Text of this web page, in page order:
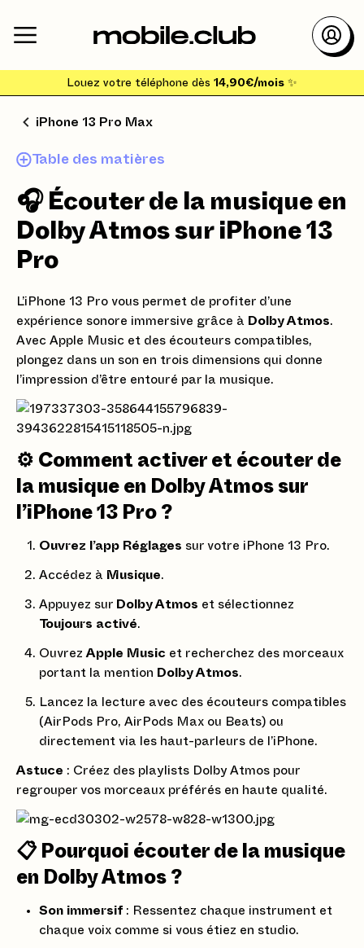
Louez votre téléphone dès 14,90€/mois ✨
iPhone 13 Pro Max
Table des matières
🎧 Écouter de la musique en
Dolby Atmos sur iPhone 13
Pro
L’iPhone 13 Pro vous permet de profiter d’une
expérience sonore immersive grâce à Dolby Atmos.
Avec Apple Music et des écouteurs compatibles,
plongez dans un son en trois dimensions qui donne
l’impression d’être entouré par la musique.
⚙️ Comment activer et écouter de
la musique en Dolby Atmos sur
l’iPhone 13 Pro ?
Ouvrez l’app Réglages sur votre iPhone 13 Pro.
Accédez à Musique.
Appuyez sur Dolby Atmos et sélectionnez
Toujours activé.
Ouvrez Apple Music et recherchez des morceaux
portant la mention Dolby Atmos.
Lancez la lecture avec des écouteurs compatibles
(AirPods Pro, AirPods Max ou Beats) ou
directement via les haut-parleurs de l’iPhone.
Astuce : Créez des playlists Dolby Atmos pour
regrouper vos morceaux préférés en haute qualité.
📋 Pourquoi écouter de la musique
en Dolby Atmos ?
Son immersif : Ressentez chaque instrument et
chaque voix comme si vous étiez en studio.